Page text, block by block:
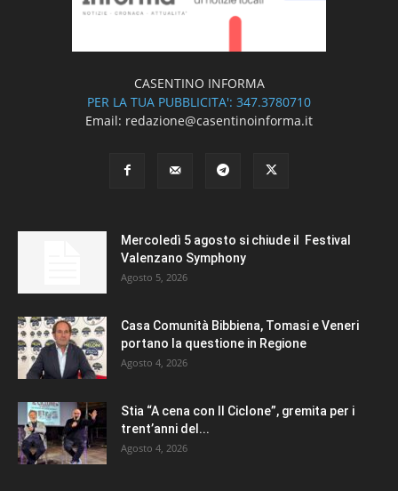
CASENTINO INFORMA
PER LA TUA PUBBLICITA': 347.3780710
Email: redazione@casentinoinforma.it
Mercoledì 5 agosto si chiude il Festival
Valenzano Symphony
Agosto 5, 2026
Casa Comunità Bibbiena, Tomasi e Veneri
portano la questione in Regione
Agosto 4, 2026
Stia “A cena con Il Ciclone”, gremita per i
trent’anni del...
Agosto 4, 2026